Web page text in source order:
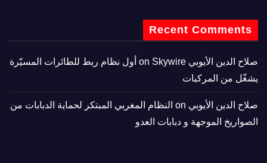
Recent Comments
صلاح الدين الأيوبي
Skywire أول نظام ربط للطائرات المسيّرة
يشغّل من المركبات
صلاح الدين الأيوبي
النظام المغربي المبتكر لحماية الدبابات من
الصواريخ الموجهة و دبابات العدو